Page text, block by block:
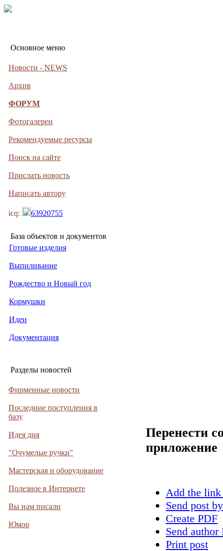
Основное меню
Новости - NEWS
Архив
ФОРУМ
Фотогалереи
Рекомендуемые ресурсы
Поиск на сайте
Прислать новость
Написать автору
icq: 63920755
База объектов и документов
Готовые изделия
Выпиливание
Рождество и Новый год
Кормушки
Идеи
Документация
Разделы новостей
Фирменные новости
Последние поступления в
базу
Идея дня
"Очумелые ручки"
Мастерская и оборудование
Полезное в Интернете
Вы нам писали
Юмор
Перенести
приложение
Add the
Send post
Create PDF
Send
Print post